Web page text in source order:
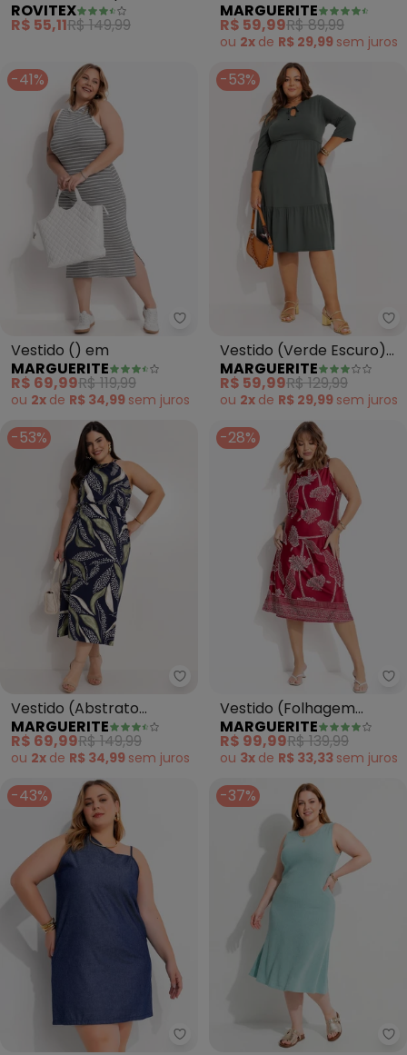
Folhagem(Rosa)
ROVITEX
R$ 55,11R$ 149,99
Print) com Babados Plus
Size
MARGUERITE
R$ 59,99R$ 89,99
ou 2x de R$ 29,99 sem juros
-41%
Marguerite - Vestido () em
Vestido () em
MARGUERITE
R$ 69,99R$ 119,99
ou 2x de R$ 34,99 sem juros
-53%
Vestido (Verde Escuro)
em Malha de Viscose
MARGUERITE
R$ 59,99R$ 129,99
ou 2x de R$ 29,99 sem juros
-53%
Marguerite - Vestido (Abstrato
Vestido (Abstrato
Marinho) em Malha de
Viscose
MARGUERITE
R$ 69,99R$ 149,99
ou 2x de R$ 34,99 sem juros
-28%
Vestido (Folhagem
Barrada) em Malha Fria
MARGUERITE
R$ 99,99R$ 139,99
ou 3x de R$ 33,33 sem juros
-43%
Marguerite - Vestido (Jeans
-37%